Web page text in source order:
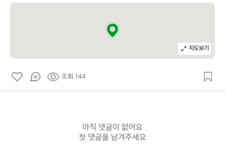
지도보기
조회 144
아직 댓글이 없어요
첫 댓글을 남겨주세요